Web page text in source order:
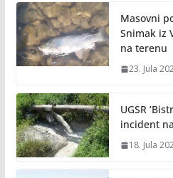
Masovni
Snimak iz
na terenu
23. Jula
UGSR
incident
18. Jula